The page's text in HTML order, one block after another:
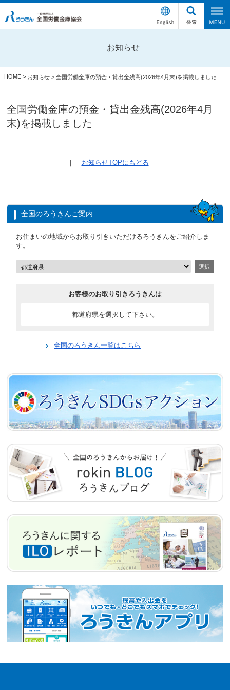
お知らせ
HOME > お知らせ > 全国労働金庫の預金・貸出金残高(2026年4月末)を掲載しました
全国労働金庫の預金・貸出金残高(2026年4月
末)を掲載しました
｜ お知らせTOPにもどる ｜
全国のろうきんご案内
お住まいの地域からお取り引きいただけるろうきんをご紹介しま
す。
選択
お客様のお取り引きろうきんは
都道府県を選択して下さい。
全国のろうきん一覧はこちら